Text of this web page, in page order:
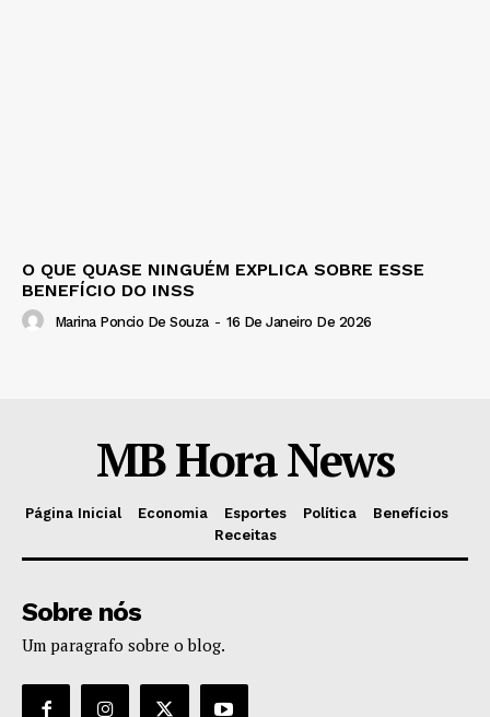
O QUE QUASE NINGUÉM EXPLICA SOBRE ESSE
BENEFÍCIO DO INSS
Marina Poncio De Souza - 16 De Janeiro De 2026
MB Hora News
Página Inicial Economia Esportes Política
Benefícios
Receitas
Sobre nós
Um paragrafo sobre o blog.